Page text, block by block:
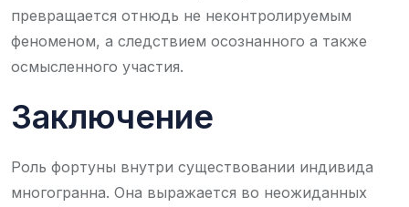
превращается отнюдь не неконтролируемым
феноменом, а следствием осознанного а также
осмысленного участия.
Заключение
Роль фортуны внутри существовании индивида
многогранна. Она выражается во неожиданных